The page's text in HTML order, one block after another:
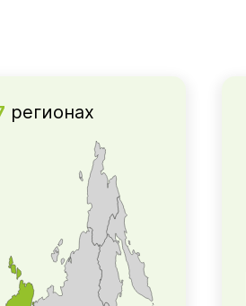
регионах